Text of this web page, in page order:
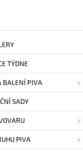
TÝDNE
BALENÍ PIVA
SADY
PIVA